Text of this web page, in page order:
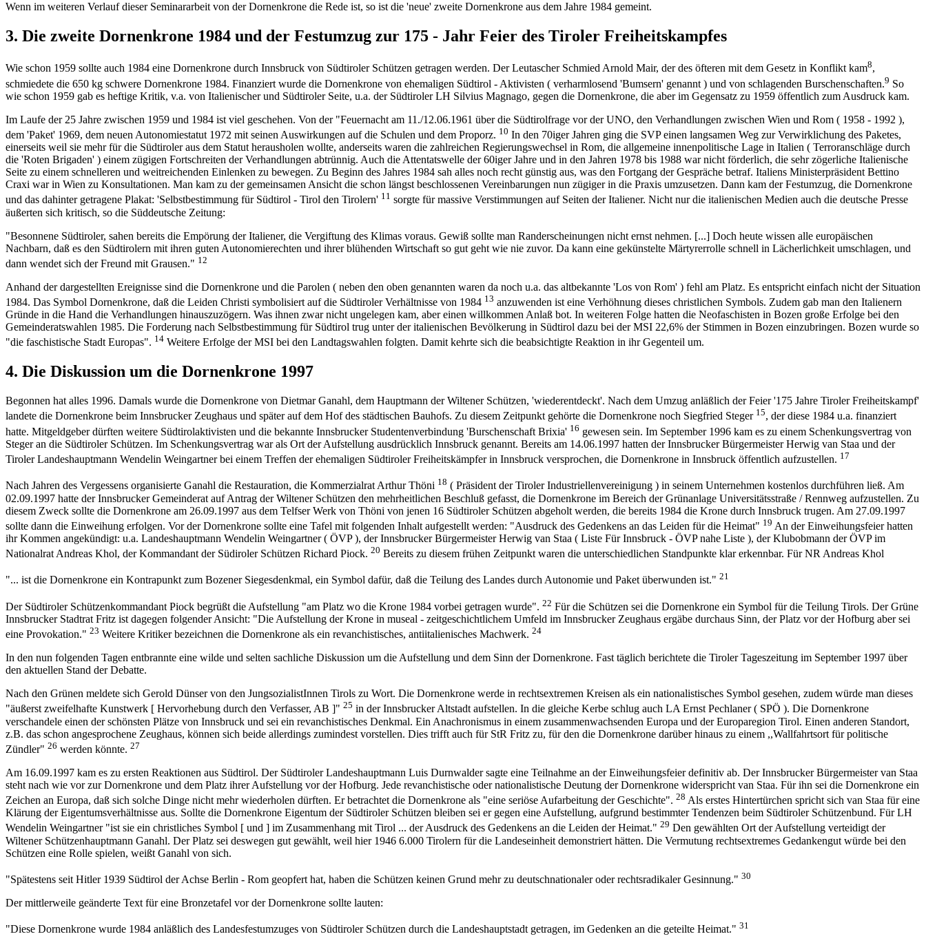
Wenn im weiteren Verlauf dieser Seminararbeit von der Dornenkrone die Rede ist, so ist die 'neue' zweite Dornenkrone aus dem Jahre 1984 gemeint.
3. Die zweite Dornenkrone 1984 und der Festumzug zur 175 - Jahr Feier des Tiroler Freiheitskampfes
Wie schon 1959 sollte auch 1984 eine Dornenkrone durch Innsbruck von Südtiroler Schützen getragen werden. Der Leutascher Schmied Arnold Mair, der des öfteren mit dem Gesetz in Konflikt kam8,
schmiedete die 650 kg schwere Dornenkrone 1984. Finanziert wurde die Dornenkrone von ehemaligen Südtirol - Aktivisten ( verharmlosend 'Bumsern' genannt ) und von schlagenden Burschenschaften.9 So
wie schon 1959 gab es heftige Kritik, v.a. von Italienischer und Südtiroler Seite, u.a. der Südtiroler LH Silvius Magnago, gegen die Dornenkrone, die aber im Gegensatz zu 1959 öffentlich zum Ausdruck kam.
Im Laufe der 25 Jahre zwischen 1959 und 1984 ist viel geschehen. Von der "Feuernacht am 11./12.06.1961 über die Südtirolfrage vor der UNO, den Verhandlungen zwischen Wien und Rom ( 1958 - 1992 ),
dem 'Paket' 1969, dem neuen Autonomiestatut 1972 mit seinen Auswirkungen auf die Schulen und dem Proporz. 10 In den 70iger Jahren ging die SVP einen langsamen Weg zur Verwirklichung des Paketes,
einerseits weil sie mehr für die Südtiroler aus dem Statut herausholen wollte, anderseits waren die zahlreichen Regierungswechsel in Rom, die allgemeine innenpolitische Lage in Italien ( Terroranschläge durch
die 'Roten Brigaden' ) einem zügigen Fortschreiten der Verhandlungen abtrünnig. Auch die Attentatswelle der 60iger Jahre und in den Jahren 1978 bis 1988 war nicht förderlich, die sehr zögerliche Italienische
Seite zu einem schnelleren und weitreichenden Einlenken zu bewegen. Zu Beginn des Jahres 1984 sah alles noch recht günstig aus, was den Fortgang der Gespräche betraf. Italiens Ministerpräsident Bettino
Craxi war in Wien zu Konsultationen. Man kam zu der gemeinsamen Ansicht die schon längst beschlossenen Vereinbarungen nun zügiger in die Praxis umzusetzen. Dann kam der Festumzug, die Dornenkrone
und das dahinter getragene Plakat: 'Selbstbestimmung für Südtirol - Tirol den Tirolern' 11 sorgte für massive Verstimmungen auf Seiten der Italiener. Nicht nur die italienischen Medien auch die deutsche Presse
äußerten sich kritisch, so die Süddeutsche Zeitung:
"Besonnene Südtiroler, sahen bereits die Empörung der Italiener, die Vergiftung des Klimas voraus. Gewiß sollte man Randerscheinungen nicht ernst nehmen. [...] Doch heute wissen alle europäischen
Nachbarn, daß es den Südtirolern mit ihren guten Autonomierechten und ihrer blühenden Wirtschaft so gut geht wie nie zuvor. Da kann eine gekünstelte Märtyrerrolle schnell in Lächerlichkeit umschlagen, und
dann wendet sich der Freund mit Grausen." 12
Anhand der dargestellten Ereignisse sind die Dornenkrone und die Parolen ( neben den oben genannten waren da noch u.a. das altbekannte 'Los von Rom' ) fehl am Platz. Es entspricht einfach nicht der Situation
1984. Das Symbol Dornenkrone, daß die Leiden Christi symbolisiert auf die Südtiroler Verhältnisse von 1984 13 anzuwenden ist eine Verhöhnung dieses christlichen Symbols. Zudem gab man den Italienern
Gründe in die Hand die Verhandlungen hinauszuzögern. Was ihnen zwar nicht ungelegen kam, aber einen willkommen Anlaß bot. In weiteren Folge hatten die Neofaschisten in Bozen große Erfolge bei den
Gemeinderatswahlen 1985. Die Forderung nach Selbstbestimmung für Südtirol trug unter der italienischen Bevölkerung in Südtirol dazu bei der MSI 22,6% der Stimmen in Bozen einzubringen. Bozen wurde so
"die faschistische Stadt Europas". 14 Weitere Erfolge der MSI bei den Landtagswahlen folgten. Damit kehrte sich die beabsichtigte Reaktion in ihr Gegenteil um.
4. Die Diskussion um die Dornenkrone 1997
Begonnen hat alles 1996. Damals wurde die Dornenkrone von Dietmar Ganahl, dem Hauptmann der Wiltener Schützen, 'wiederentdeckt'. Nach dem Umzug anläßlich der Feier '175 Jahre Tiroler Freiheitskampf'
landete die Dornenkrone beim Innsbrucker Zeughaus und später auf dem Hof des städtischen Bauhofs. Zu diesem Zeitpunkt gehörte die Dornenkrone noch Siegfried Steger 15, der diese 1984 u.a. finanziert
hatte. Mitgeldgeber dürften weitere Südtirolaktivisten und die bekannte Innsbrucker Studentenverbindung 'Burschenschaft Brixia' 16 gewesen sein. Im September 1996 kam es zu einem Schenkungsvertrag von
Steger an die Südtiroler Schützen. Im Schenkungsvertrag war als Ort der Aufstellung ausdrücklich Innsbruck genannt. Bereits am 14.06.1997 hatten der Innsbrucker Bürgermeister Herwig van Staa und der
Tiroler Landeshauptmann Wendelin Weingartner bei einem Treffen der ehemaligen Südtiroler Freiheitskämpfer in Innsbruck versprochen, die Dornenkrone in Innsbruck öffentlich aufzustellen. 17
Nach Jahren des Vergessens organisierte Ganahl die Restauration, die Kommerzialrat Arthur Thöni 18 ( Präsident der Tiroler Industriellenvereinigung ) in seinem Unternehmen kostenlos durchführen ließ. Am
02.09.1997 hatte der Innsbrucker Gemeinderat auf Antrag der Wiltener Schützen den mehrheitlichen Beschluß gefasst, die Dornenkrone im Bereich der Grünanlage Universitätsstraße / Rennweg aufzustellen. Zu
diesem Zweck sollte die Dornenkrone am 26.09.1997 aus dem Telfser Werk von Thöni von jenen 16 Südtiroler Schützen abgeholt werden, die bereits 1984 die Krone durch Innsbruck trugen. Am 27.09.1997
sollte dann die Einweihung erfolgen. Vor der Dornenkrone sollte eine Tafel mit folgenden Inhalt aufgestellt werden: "Ausdruck des Gedenkens an das Leiden für die Heimat" 19 An der Einweihungsfeier hatten
ihr Kommen angekündigt: u.a. Landeshauptmann Wendelin Weingartner ( ÖVP ), der Innsbrucker Bürgermeister Herwig van Staa ( Liste Für Innsbruck - ÖVP nahe Liste ), der Klubobmann der ÖVP im
Nationalrat Andreas Khol, der Kommandant der Südiroler Schützen Richard Piock. 20 Bereits zu diesem frühen Zeitpunkt waren die unterschiedlichen Standpunkte klar erkennbar. Für NR Andreas Khol
"... ist die Dornenkrone ein Kontrapunkt zum Bozener Siegesdenkmal, ein Symbol dafür, daß die Teilung des Landes durch Autonomie und Paket überwunden ist." 21
Der Südtiroler Schützenkommandant Piock begrüßt die Aufstellung "am Platz wo die Krone 1984 vorbei getragen wurde". 22 Für die Schützen sei die Dornenkrone ein Symbol für die Teilung Tirols. Der Grüne
Innsbrucker Stadtrat Fritz ist dagegen folgender Ansicht: "Die Aufstellung der Krone in museal - zeitgeschichtlichem Umfeld im Innsbrucker Zeughaus ergäbe durchaus Sinn, der Platz vor der Hofburg aber sei
eine Provokation." 23 Weitere Kritiker bezeichnen die Dornenkrone als ein revanchistisches, antiitalienisches Machwerk. 24
In den nun folgenden Tagen entbrannte eine wilde und selten sachliche Diskussion um die Aufstellung und dem Sinn der Dornenkrone. Fast täglich berichtete die Tiroler Tageszeitung im September 1997 über
den aktuellen Stand der Debatte.
Nach den Grünen meldete sich Gerold Dünser von den JungsozialistInnen Tirols zu Wort. Die Dornenkrone werde in rechtsextremen Kreisen als ein nationalistisches Symbol gesehen, zudem würde man dieses
"äußerst zweifelhafte Kunstwerk [ Hervorhebung durch den Verfasser, AB ]" 25 in der Innsbrucker Altstadt aufstellen. In die gleiche Kerbe schlug auch LA Ernst Pechlaner ( SPÖ ). Die Dornenkrone
verschandele einen der schönsten Plätze von Innsbruck und sei ein revanchistisches Denkmal. Ein Anachronismus in einem zusammenwachsenden Europa und der Europaregion Tirol. Einen anderen Standort,
z.B. das schon angesprochene Zeughaus, können sich beide allerdings zumindest vorstellen. Dies trifft auch für StR Fritz zu, für den die Dornenkrone darüber hinaus zu einem ,,Wallfahrtsort für politische
Zündler" 26 werden könnte. 27
Am 16.09.1997 kam es zu ersten Reaktionen aus Südtirol. Der Südtiroler Landeshauptmann Luis Durnwalder sagte eine Teilnahme an der Einweihungsfeier definitiv ab. Der Innsbrucker Bürgermeister van Staa
steht nach wie vor zur Dornenkrone und dem Platz ihrer Aufstellung vor der Hofburg. Jede revanchistische oder nationalistische Deutung der Dornenkrone widerspricht van Staa. Für ihn sei die Dornenkrone ein
Zeichen an Europa, daß sich solche Dinge nicht mehr wiederholen dürften. Er betrachtet die Dornenkrone als "eine seriöse Aufarbeitung der Geschichte". 28 Als erstes Hintertürchen spricht sich van Staa für eine
Klärung der Eigentumsverhältnisse aus. Sollte die Dornenkrone Eigentum der Südtiroler Schützen bleiben sei er gegen eine Aufstellung, aufgrund bestimmter Tendenzen beim Südtiroler Schützenbund. Für LH
Wendelin Weingartner "ist sie ein christliches Symbol [ und ] im Zusammenhang mit Tirol ... der Ausdruck des Gedenkens an die Leiden der Heimat." 29 Den gewählten Ort der Aufstellung verteidigt der
Wiltener Schützenhauptmann Ganahl. Der Platz sei deswegen gut gewählt, weil hier 1946 6.000 Tirolern für die Landeseinheit demonstriert hätten. Die Vermutung rechtsextremes Gedankengut würde bei den
Schützen eine Rolle spielen, weißt Ganahl von sich.
"Spätestens seit Hitler 1939 Südtirol der Achse Berlin - Rom geopfert hat, haben die Schützen keinen Grund mehr zu deutschnationaler oder rechtsradikaler Gesinnung." 30
Der mittlerweile geänderte Text für eine Bronzetafel vor der Dornenkrone sollte lauten:
"Diese Dornenkrone wurde 1984 anläßlich des Landesfestumzuges von Südtiroler Schützen durch die Landeshauptstadt getragen, im Gedenken an die geteilte Heimat." 31